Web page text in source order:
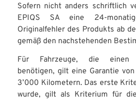
Sofern nicht anders schriftlich
EPIQS SA eine 24-
Originalfehler des Produkts ab
gemäß den nachstehenden
Für Fahrzeuge, die einen
benötigen, gilt eine Garantie
3’000 Kilometern. Das erste
wurde, gilt als Kriterium für